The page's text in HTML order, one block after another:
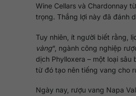
Wine Cellars và Chardonnay
trọng. Thắng lợi này đã đánh
Tuy nhiên, ít người biết rằng,
vàng“, ngành công nghiệp
dịch Phylloxera – một loại
từ đó tạo nên tiếng vang cho
Ngày nay, rượu vang Napa